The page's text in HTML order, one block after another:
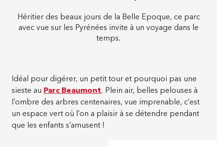
Héritier des beaux jours de la Belle Epoque, ce parc
avec vue sur les Pyrénées invite à un voyage dans le
temps.
Idéal pour digérer, un petit tour et pourquoi pas une
sieste au Parc Beaumont. Plein air, belles pelouses à
l’ombre des arbres centenaires, vue imprenable, c’est
un espace vert où l’on a plaisir à se détendre pendant
que les enfants s’amusent !